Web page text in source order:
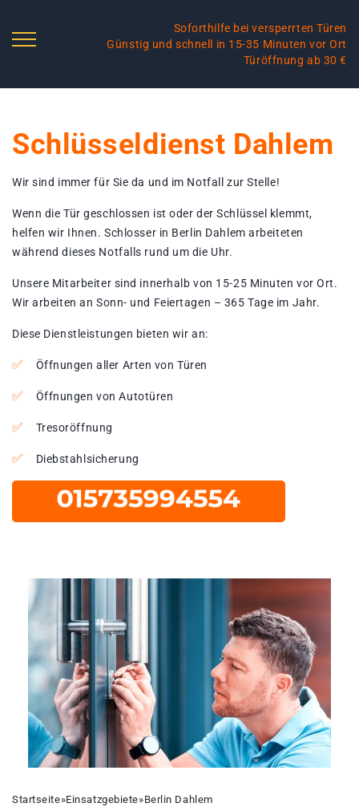
Soforthilfe bei versperrten Türen
Günstig und schnell in 15-35 Minuten vor Ort
Türöffnung ab 30 €
Schlüsseldienst Dahlem
Wir sind immer für Sie da und im Notfall zur Stelle!
Wenn die Tür geschlossen ist oder der Schlüssel klemmt,
helfen wir Ihnen. Schlosser in Berlin Dahlem arbeiteten
während dieses Notfalls rund um die Uhr.
Unsere Mitarbeiter sind innerhalb von 15-25 Minuten vor Ort.
Wir arbeiten an Sonn- und Feiertagen – 365 Tage im Jahr.
Diese Dienstleistungen bieten wir an:
Öffnungen aller Arten von Türen
Öffnungen von Autotüren
Tresoröffnung
Diebstahlsicherung
Startseite»Einsatzgebiete»Berlin Dahlem